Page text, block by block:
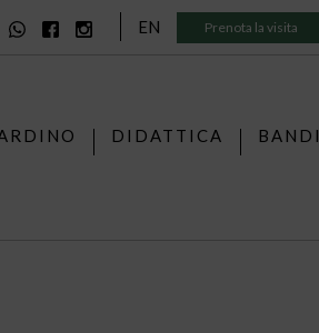
EN Prenota la visita
DIDATTICA BANDI